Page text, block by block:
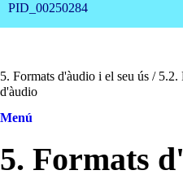
PID_00250284
5. Formats d'àudio i el seu ús / 5.2.
d'àudio
Menú
5. Formats